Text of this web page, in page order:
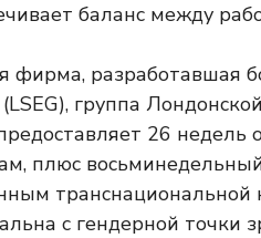
баланс между
фирма, разработавшая
группа
26 недель
плюс
транснациональной
с гендерной точки